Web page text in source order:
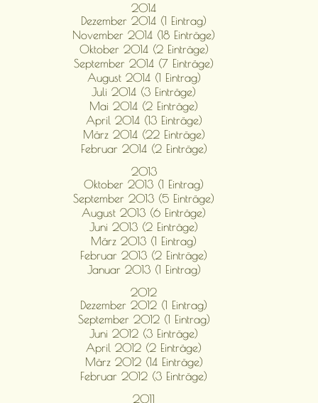
2014
Dezember 2014 (1 Eintrag)
November 2014 (18 Einträge)
Oktober 2014 (2 Einträge)
September 2014 (7 Einträge)
August 2014 (1 Eintrag)
Juli 2014 (3 Einträge)
Mai 2014 (2 Einträge)
April 2014 (13 Einträge)
März 2014 (22 Einträge)
Februar 2014 (2 Einträge)
2013
Oktober 2013 (1 Eintrag)
September 2013 (5 Einträge)
August 2013 (6 Einträge)
Juni 2013 (2 Einträge)
März 2013 (1 Eintrag)
Februar 2013 (2 Einträge)
Januar 2013 (1 Eintrag)
2012
Dezember 2012 (1 Eintrag)
September 2012 (1 Eintrag)
Juni 2012 (3 Einträge)
April 2012 (2 Einträge)
März 2012 (14 Einträge)
Februar 2012 (3 Einträge)
2011